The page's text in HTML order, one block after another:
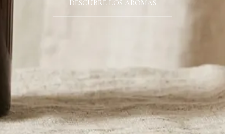
DESCUBRE LOS AROMAS